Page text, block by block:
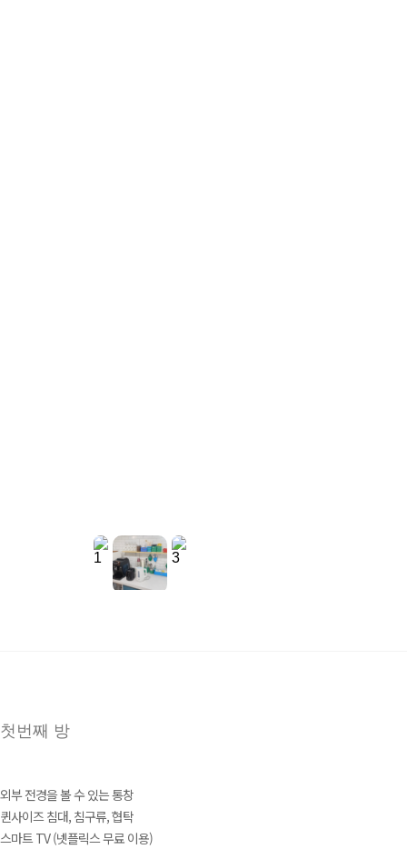
첫번째 방
외부 전경을 볼 수 있는 통창
퀸사이즈 침대, 침구류, 협탁
스마트 TV (넷플릭스 무료 이용)